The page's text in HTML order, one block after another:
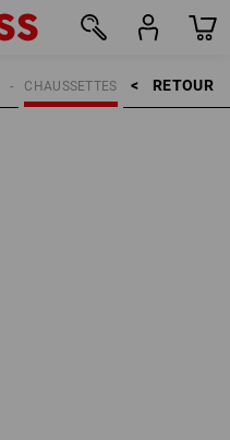
RETOUR    >
CHAUSSETTES